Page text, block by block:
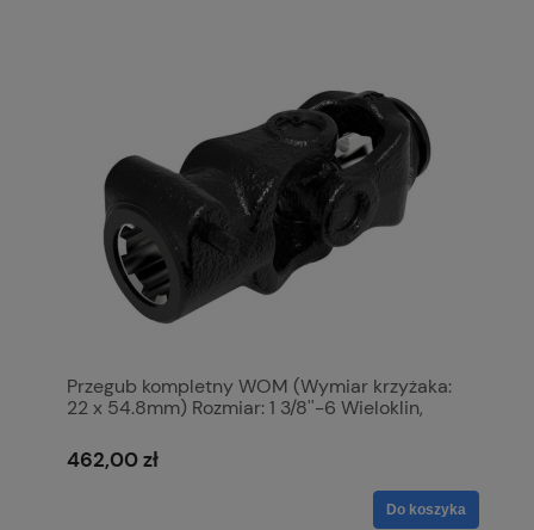
Przegub kompletny WOM (Wymiar krzyżaka:
22 x 54.8mm) Rozmiar: 1 3/8''-6 Wieloklin,
Referencyjny: Oa. S.6426
462,00 zł
Do koszyka